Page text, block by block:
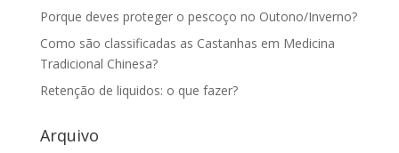
Porque deves proteger o pescoço no Outono/Inverno?
Como são classificadas as Castanhas em Medicina
Tradicional Chinesa?
Retenção de liquidos: o que fazer?
Arquivo